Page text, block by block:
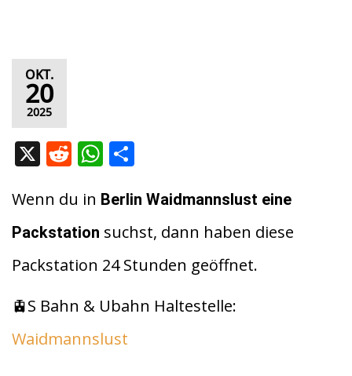
OKT.
20
2025
X R
d
di
t
W
at
s
A
p
p
le
n
Wenn du in Berlin Waidmannslust eine
Packstation suchst, dann haben diese
Packstation 24 Stunden geöffnet.
🚊S Bahn & Ubahn Haltestelle:
Waidmannslust